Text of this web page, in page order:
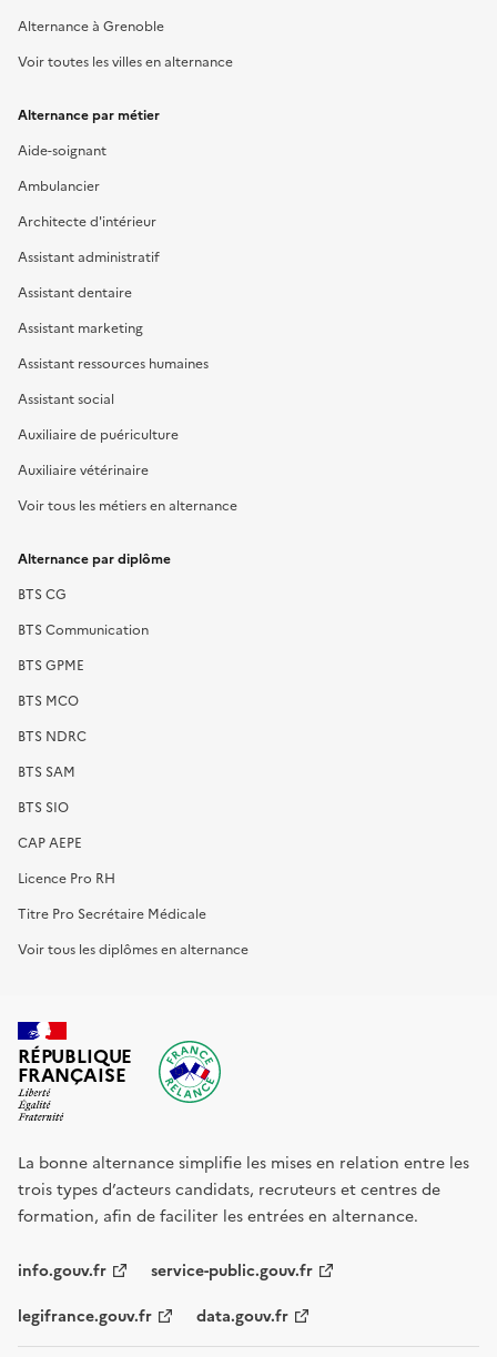
Alternance à Grenoble
Voir toutes les villes en alternance
Alternance par métier
Aide-soignant
Ambulancier
Architecte d'intérieur
Assistant administratif
Assistant dentaire
Assistant marketing
Assistant ressources humaines
Assistant social
Auxiliaire de puériculture
Auxiliaire vétérinaire
Voir tous les métiers en alternance
Alternance par diplôme
BTS CG
BTS Communication
BTS GPME
BTS MCO
BTS NDRC
BTS SAM
BTS SIO
CAP AEPE
Licence Pro RH
Titre Pro Secrétaire Médicale
Voir tous les diplômes en alternance
RÉPUBLIQUE
FRANÇAISE
La bonne alternance simplifie les mises en relation entre les
trois types d’acteurs candidats, recruteurs et centres de
formation, afin de faciliter les entrées en alternance.
info.gouv.fr service-public.gouv.fr
legifrance.gouv.fr data.gouv.fr